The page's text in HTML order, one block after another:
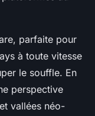
parfaite pour
à toute vitesse
le souffle. En
perspective
vallées néo-